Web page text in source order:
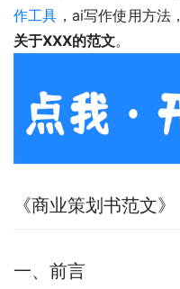
作工具 ，ai写作使用方
关于XXX的范文。
《商业策划书范文》
一、前言